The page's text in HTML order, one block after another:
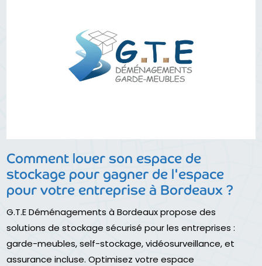
Comment louer son espace de
stockage pour gagner de l'espace
pour votre entreprise à Bordeaux ?
G.T.E Déménagements à Bordeaux propose des
solutions de stockage sécurisé pour les entreprises :
garde-meubles, self-stockage, vidéosurveillance, et
assurance incluse. Optimisez votre espace